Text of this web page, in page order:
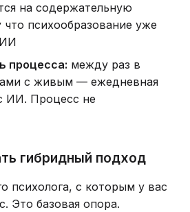
на содержательную
что психообразование уже
процесса: между раз в
с живым — ежедневная
ИИ. Процесс не
гибридный подход
психолога, с которым у вас
Это базовая опора.